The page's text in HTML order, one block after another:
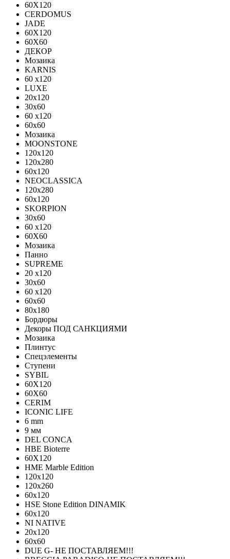
60X120
CERDOMUS
JADE
60X120
60X60
ДЕКОР
Мозаика
KARNIS
60 x120
LUXE
20x120
30х60
60 x120
60x60
Мозаика
MOONSTONE
120x120
120х280
60x120
NEOCLASSICA
120х280
60х120
SKORPION
30х60
60 x120
60X60
Мозаика
Панно
SUPREME
20 x120
30x60
60 x120
60x60
80x180
Бордюры
Декоры ПОД САНКЦИЯМИ
Мозаика
Плинтус
Спецэлементы
Ступени
SYBIL
60X120
60X60
CERIM
ICONIC LIFE
6 mm
9 мм
DEL CONCA
HBE Bioterre
60Х120
HME Marble Edition
120x120
120x260
60x120
HSE Stone Edition DINAMIK
60x120
NI NATIVE
20х120
60х60
DUE G- НЕ ПОСТАВЛЯЕМ!!!